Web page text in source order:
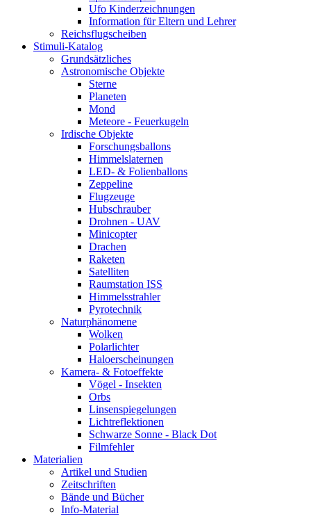
Ufo Kinderzeichnungen
Information für Eltern und Lehrer
Reichsflugscheiben
Stimuli-Katalog
Grundsätzliches
Astronomische Objekte
Sterne
Planeten
Mond
Meteore - Feuerkugeln
Irdische Objekte
Forschungsballons
Himmelslaternen
LED- & Folienballons
Zeppeline
Flugzeuge
Hubschrauber
Drohnen - UAV
Minicopter
Drachen
Raketen
Satelliten
Raumstation ISS
Himmelsstrahler
Pyrotechnik
Naturphänomene
Wolken
Polarlichter
Haloerscheinungen
Kamera- & Fotoeffekte
Vögel - Insekten
Orbs
Linsenspiegelungen
Lichtreflektionen
Schwarze Sonne - Black Dot
Filmfehler
Materialien
Artikel und Studien
Zeitschriften
Bände und Bücher
Info-Material